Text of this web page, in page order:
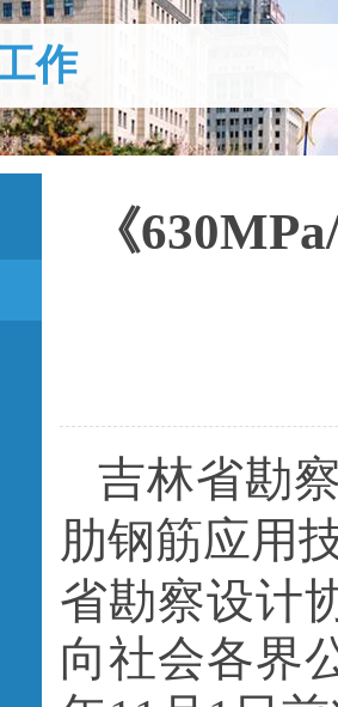
作
《
吉林省勘
肋钢筋应用
省勘察设计
向社会各界